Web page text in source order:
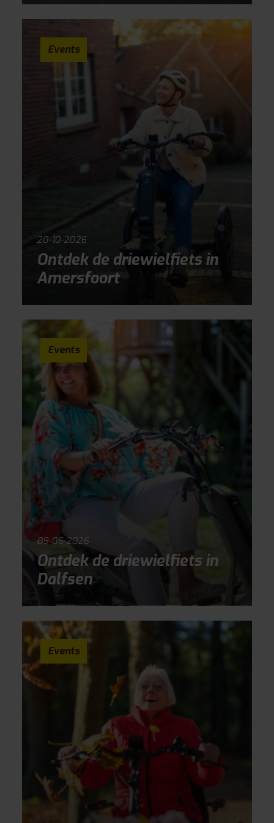
Events
20-10-2026
Ontdek de driewielfiets in
Amersfoort
Events
09-06-2026
Ontdek de driewielfiets in
Dalfsen
Events